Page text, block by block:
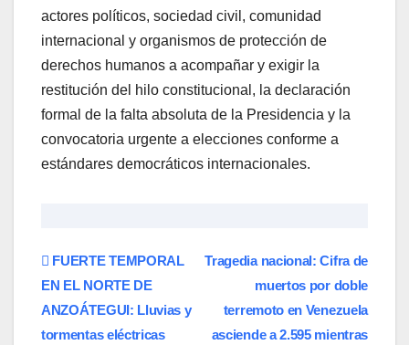
actores políticos, sociedad civil, comunidad
internacional y organismos de protección de
derechos humanos a acompañar y exigir la
restitución del hilo constitucional, la declaración
formal de la falta absoluta de la Presidencia y la
convocatoria urgente a elecciones conforme a
estándares democráticos internacionales.
Navegación
de
Tragedia nacional: Cifra de
muertos por doble
terremoto en Venezuela
asciende a 2.595 mientras
​FUERTE TEMPORAL
EN EL NORTE DE
ANZOÁTEGUI: Lluvias y
tormentas eléctricas